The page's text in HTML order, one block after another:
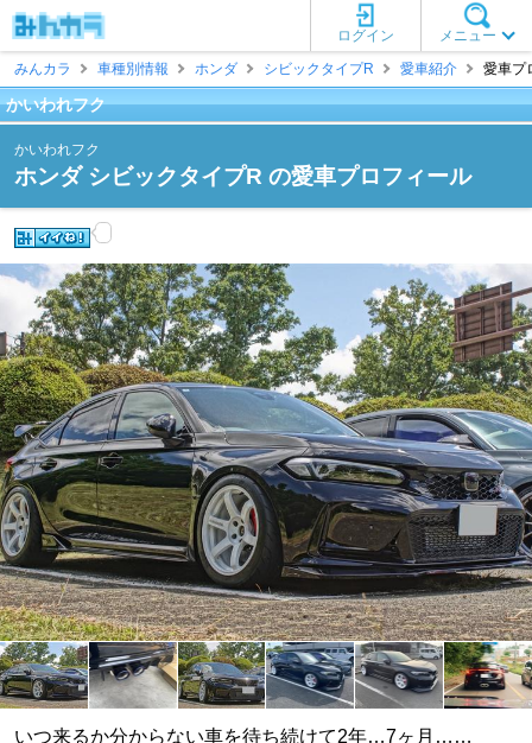
メニュー
ログイン
みんカラ
車種別情報 ホンダ シビックタイプR 愛車紹介 愛車プ
かいわれフク
かいわれフク
ホンダ シビックタイプR の愛車プロフィール
いつ来るか分からない車を待ち続けて2年…7ヶ月……